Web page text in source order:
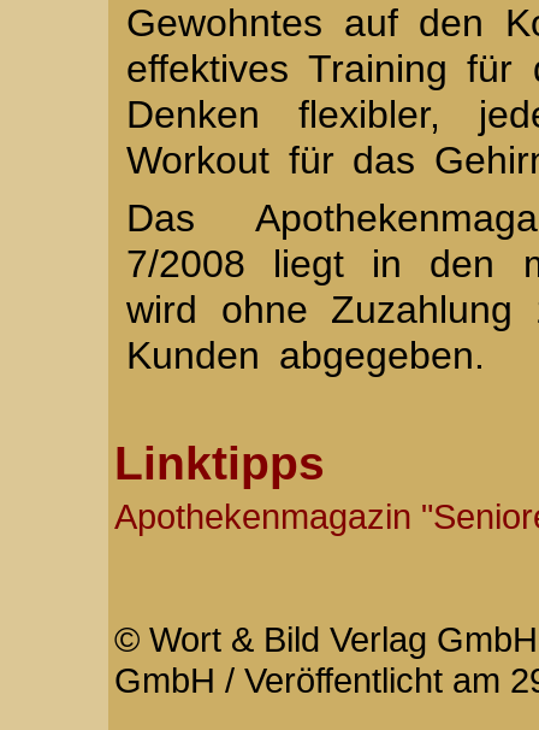
Gewohntes auf den
effektives Training
Denken flexibler,
Workout für das
Das
7/2008 liegt in den
wird ohne Zuzahlung
Kunden abgegeben.
Linktipps
Apothekenmagazin
© Wort & Bild Verlag
GmbH / Veröffentlicht am